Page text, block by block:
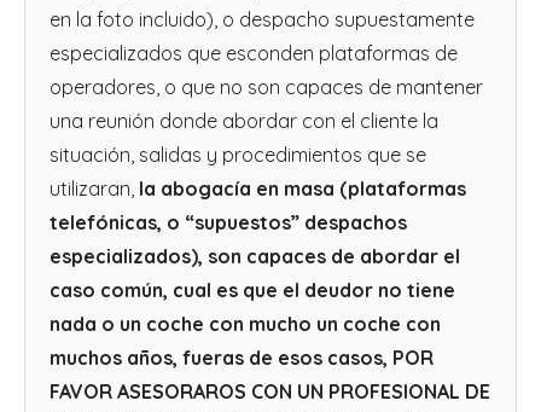
en la foto incluido), o despacho supuestamente
especializados que esconden plataformas de
operadores, o que no son capaces de mantener
una reunión donde abordar con el cliente la
situación, salidas y procedimientos que se
utilizaran, la abogacía en masa (plataformas
telefónicas, o “supuestos” despachos
especializados), son capaces de abordar el
caso común, cual es que el deudor no tiene
nada o un coche con mucho un coche con
muchos años, fueras de esos casos, POR
FAVOR ASESORAROS CON UN PROFESIONAL DE